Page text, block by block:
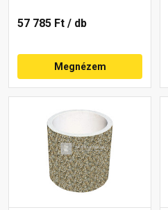
57 785 Ft / db
Megnézem